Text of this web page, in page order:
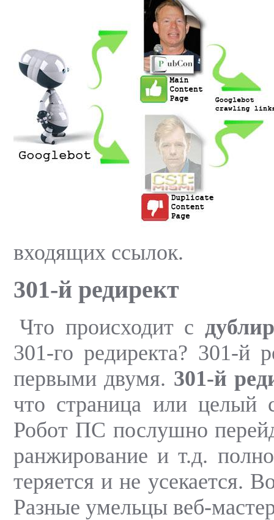
входящих ссылок.
301-й редирект
Что происходит с
301-го редиректа? 301-й
первыми двумя. 301-й
что страница или целый
Робот ПС послушно
ранжирование и т.д.
теряется и не усекается.
Разные умельцы веб-